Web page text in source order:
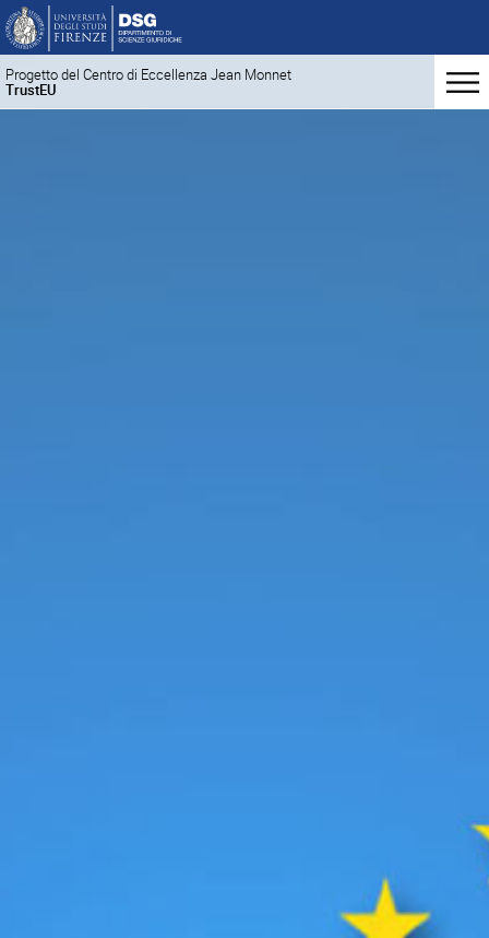
Progetto del Centro di Eccellenza Jean Monnet
TrustEU